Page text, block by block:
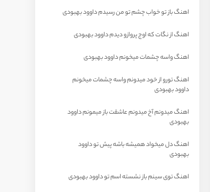
اهنگ باز تو خواب چشم تو من رسیدم داوود بهبودی
اهنگ از نگات که اوج پروازو دیدم داوود بهبودی
اهنگ واسه چشمات میخونم داوود بهبودی
اهنگ تورو از خود میدونم واسه چشمات میخونم
داوود بهبودی
اهنگ میدونم آخ میدونم عاشقت باز میمونم داوود
بهبودی
اهنگ دل میخواد همیشه باشه پیش تو داوود
بهبودی
اهنگ توی سینم باز نشسته اسم تو داوود بهبودی